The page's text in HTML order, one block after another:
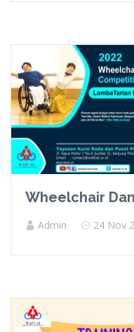
Wheelchair
Admin 24 Nov